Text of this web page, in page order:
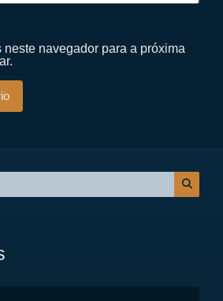
neste navegador para a próxima